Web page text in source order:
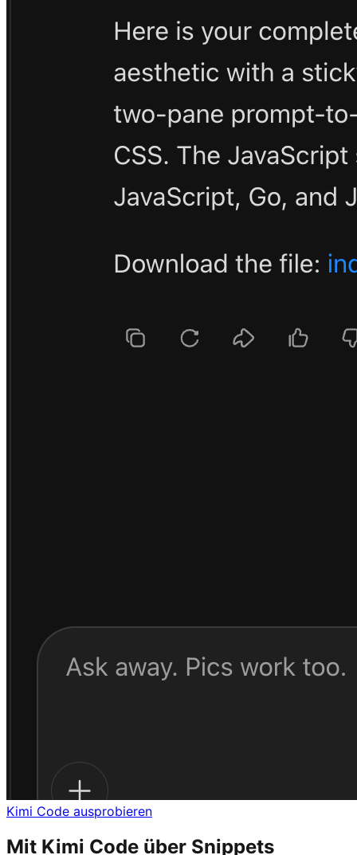
Kimi Code ausprobieren
Mit Kimi Code über Snippets